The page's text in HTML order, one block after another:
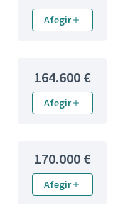
Afegir
164.600 €
Afegir
170.000 €
Afegir